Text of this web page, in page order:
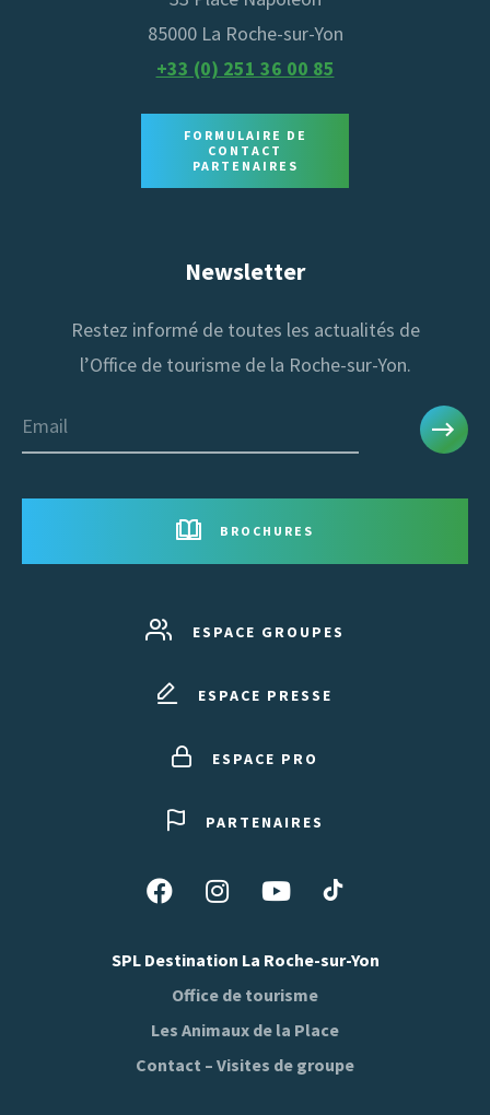
85000 La Roche-sur-Yon
+33 (0) 251 36 00 85
FORMULAIRE DE
CONTACT
PARTENAIRES
Newsletter
Restez informé de toutes les actualités de
l’Office de tourisme de la Roche-sur-Yon.
Email
BROCHURES
ESPACE GROUPES
ESPACE PRESSE
ESPACE PRO
PARTENAIRES
Suivez-
sur
Facebook
Suivez-
sur
Instagram
Suivez-
sur
Youtube
Suivez-
sur
SPL Destination La Roche-sur-Yon
Office de tourisme
Les Animaux de la Place
Contact – Visites de groupe